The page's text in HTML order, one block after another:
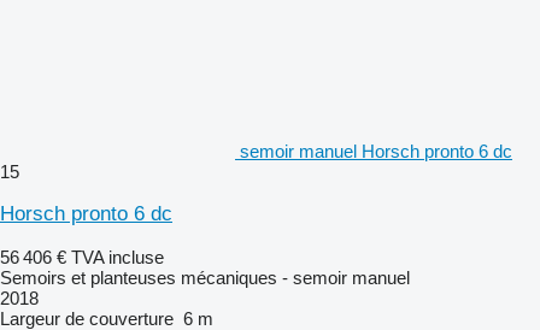
semoir manuel Horsch pronto 6 dc
15
Horsch pronto 6 dc
56 406 € TVA incluse
Semoirs et planteuses mécaniques - semoir manuel
2018
Largeur de couverture 6 m